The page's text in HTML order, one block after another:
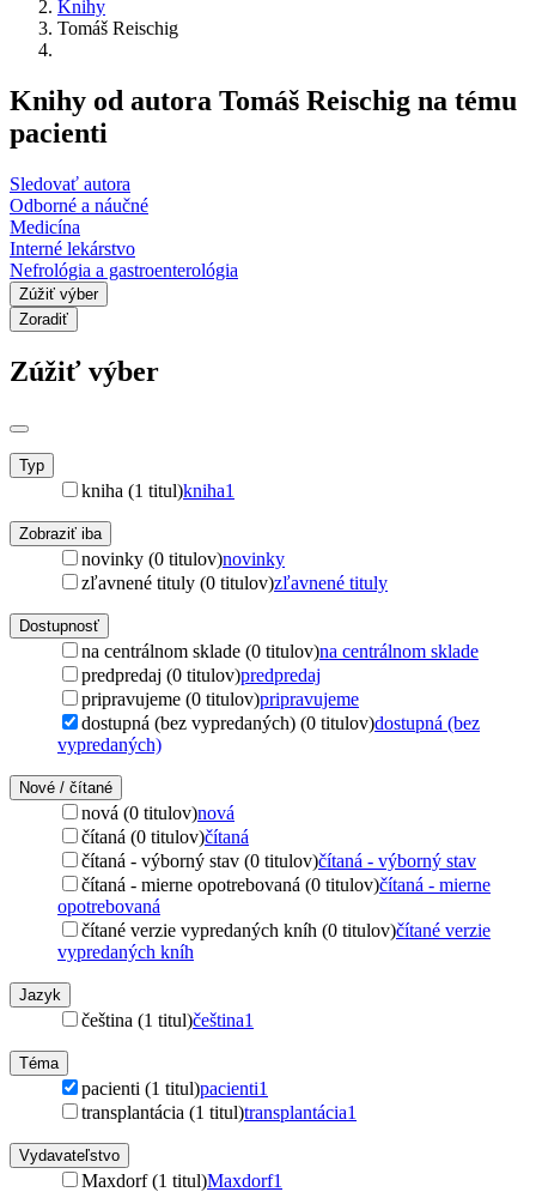
Knihy
Tomáš Reischig
Knihy od autora Tomáš Reischig na tému
pacienti
Sledovať autora
Odborné a náučné
Medicína
Interné lekárstvo
Nefrológia a gastroenterológia
Zúžiť výber
Zoradiť
Zúžiť výber
Typ
kniha (1 titul)kniha1
Zobraziť iba
novinky (0 titulov)novinky
zľavnené tituly (0 titulov)zľavnené tituly
Dostupnosť
na centrálnom sklade (0 titulov)na centrálnom sklade
predpredaj (0 titulov)predpredaj
pripravujeme (0 titulov)pripravujeme
dostupná (bez vypredaných) (0 titulov)dostupná (bez
vypredaných)
Nové / čítané
nová (0 titulov)nová
čítaná (0 titulov)čítaná
čítaná - výborný stav (0 titulov)čítaná - výborný stav
čítaná - mierne opotrebovaná (0 titulov)čítaná - mierne
opotrebovaná
čítané verzie vypredaných kníh (0 titulov)čítané verzie
vypredaných kníh
Jazyk
čeština (1 titul)čeština1
Téma
pacienti (1 titul)pacienti1
transplantácia (1 titul)transplantácia1
Vydavateľstvo
Maxdorf (1 titul)Maxdorf1